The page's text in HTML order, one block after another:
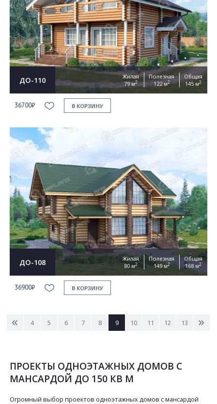
ДО-110
Жилая
79 м2
Полезная
122 м2
Общая
145 м2
36700₽ В КОРЗИНУ
ДО-108
Жилая
80 м2
Полезная
149 м2
Общая
168 м2
36900₽ В КОРЗИНУ
< 4 5 6 7 8 9 10 11 12 13 >
ПРОЕКТЫ ОДНОЭТАЖНЫХ ДОМОВ С
МАНСАРДОЙ ДО 150 КВ М
Огромный выбор проектов одноэтажных домов с мансардой